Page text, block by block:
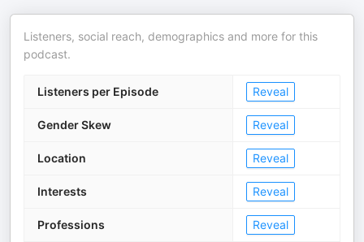
Listeners, social reach, demographics and more for this
podcast.
Listeners per Episode Reveal
Gender Skew Reveal
Location Reveal
Interests Reveal
Professions Reveal